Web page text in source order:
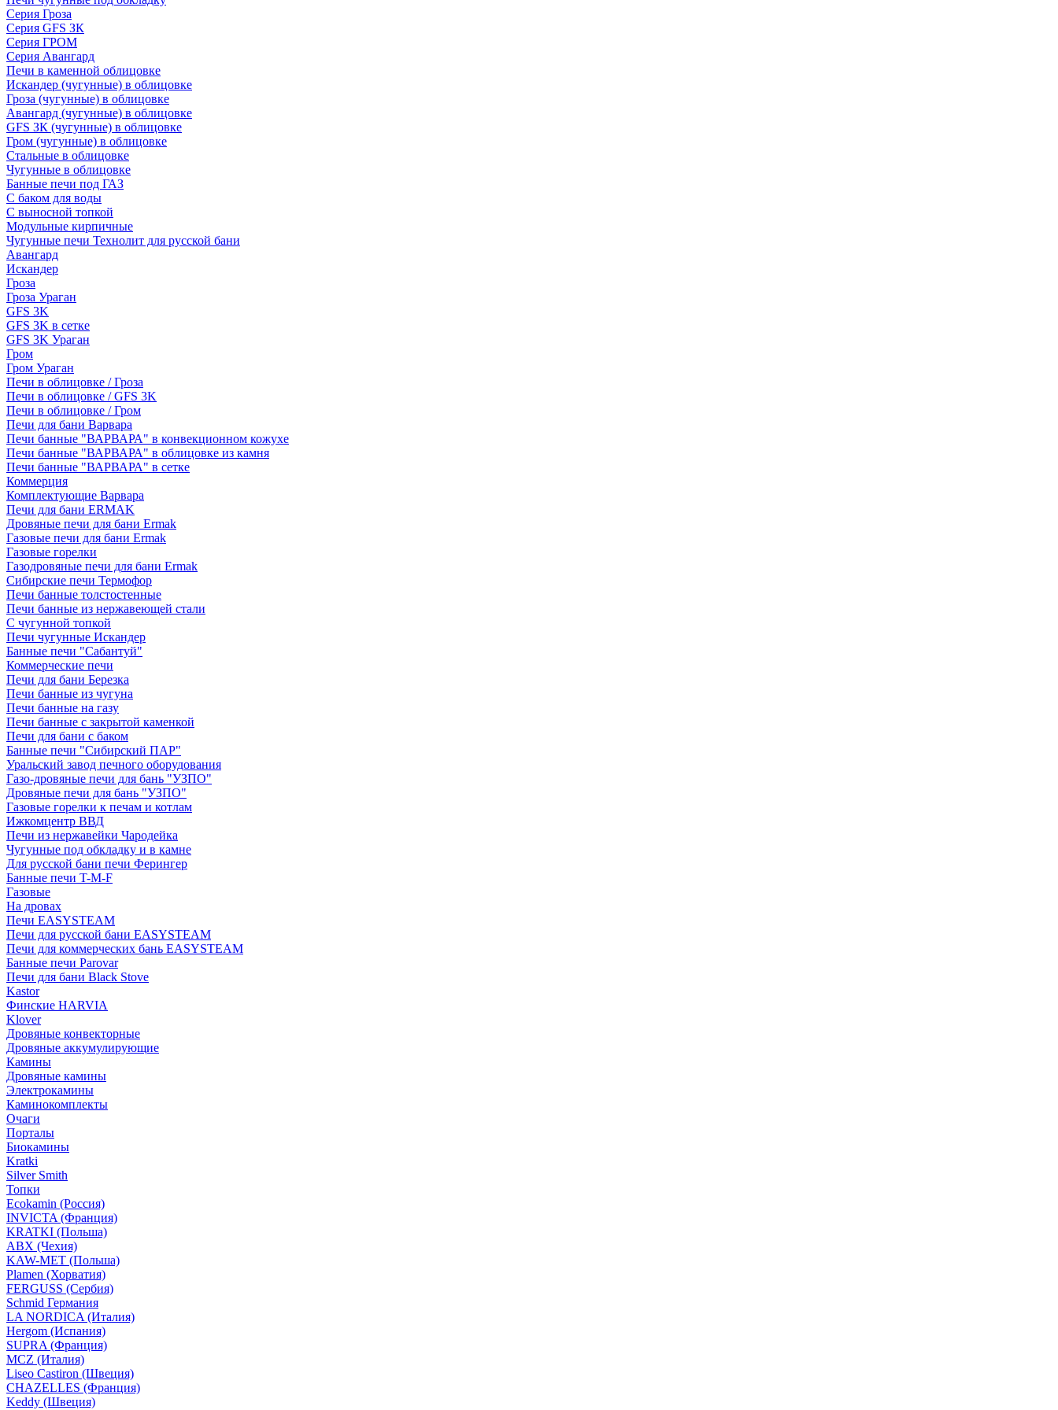
Серия Гроза
Серия GFS ЗК
Серия ГРОМ
Серия Авангард
Печи в каменной облицовке
Искандер (чугунные) в облицовке
Гроза (чугунные) в облицовке
Авангард (чугунные) в облицовке
GFS ЗК (чугунные) в облицовке
Гром (чугунные) в облицовке
Стальные в облицовке
Чугунные в облицовке
Банные печи под ГАЗ
С баком для воды
С выносной топкой
Модульные кирпичные
Чугунные печи Технолит для русской бани
Авангард
Искандер
Гроза
Гроза Ураган
GFS 3K
GFS 3K в сетке
GFS 3K Ураган
Гром
Гром Ураган
Печи в облицовке / Гроза
Печи в облицовке / GFS 3K
Печи в облицовке / Гром
Печи для бани Варвара
Печи банные "ВАРВАРА" в конвекционном кожухе
Печи банные "ВАРВАРА" в облицовке из камня
Печи банные "ВАРВАРА" в сетке
Коммерция
Комплектующие Варвара
Печи для бани ERMAK
Дровяные печи для бани Ermak
Газовые печи для бани Ermak
Газовые горелки
Газодровяные печи для бани Ermak
Сибирские печи Термофор
Печи банные толстостенные
Печи банные из нержавеющей стали
С чугунной топкой
Печи чугунные Искандер
Банные печи "Сабантуй"
Коммерческие печи
Печи для бани Березка
Печи банные из чугуна
Печи банные на газу
Печи банные с закрытой каменкой
Печи для бани с баком
Банные печи "Сибирский ПАР"
Уральский завод печного оборудования
Газо-дровяные печи для бань "УЗПО"
Дровяные печи для бань "УЗПО"
Газовые горелки к печам и котлам
Ижкомцентр ВВД
Печи из нержавейки Чародейка
Чугунные под обкладку и в камне
Для русской бани печи Ферингер
Банные печи T-M-F
Газовые
На дровах
Печи EASYSTEAM
Печи для русской бани EASYSTEAM
Печи для коммерческих бань EASYSTEAM
Банные печи Parovar
Печи для бани Black Stove
Kastor
Финские HARVIA
Klover
Дровяные конвекторные
Дровяные аккумулирующие
Камины
Дровяные камины
Электрокамины
Каминокомплекты
Очаги
Порталы
Биокамины
Kratki
Silver Smith
Топки
Ecokamin (Россия)
INVICTA (Франция)
KRATKI (Польша)
ABX (Чехия)
KAW-MET (Польша)
Plamen (Хорватия)
FERGUSS (Сербия)
Schmid Германия
LA NORDICA (Италия)
Hergom (Испания)
SUPRA (Франция)
MCZ (Италия)
Liseo Castiron (Швеция)
CHAZELLES (Франция)
Keddy (Швеция)